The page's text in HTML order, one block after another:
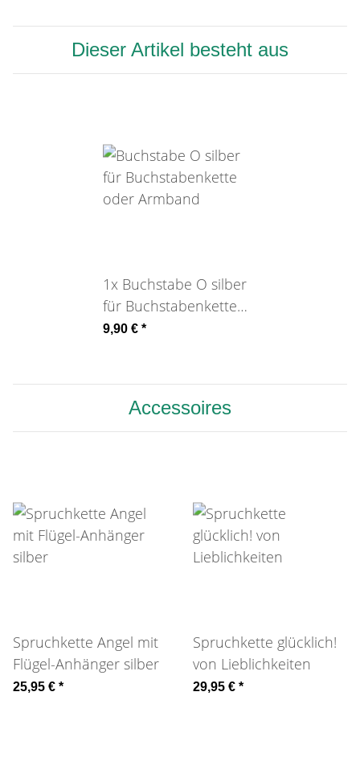
Dieser Artikel besteht aus
1x Buchstabe O silber
für Buchstabenkette
oder Armband
9,90 € *
Accessoires
Spruchkette Angel mit
Flügel-Anhänger silber
25,95 € *
Spruchkette glücklich!
von Lieblichkeiten
29,95 € *